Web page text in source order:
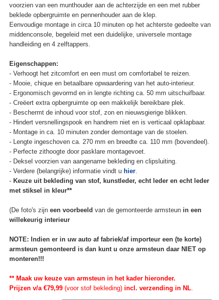
voorzien van een munthouder aan de achterzijde en een met rubber
beklede opbergruimte en pennenhouder aan de klep.
Eenvoudige montage in circa 10 minuten op het achterste gedeelte van
middenconsole, begeleid met een duidelijke, universele montage
handleiding en 4 zelftappers.
Eigenschappen:
- Verhoogt het zitcomfort en een must om comfortabel te reizen.
- Mooie, chique en betaalbare opwaardering van het auto-interieur.
- Ergonomisch gevormd en in lengte richting ca. 50 mm uitschuifbaar.
- Creëert extra opbergruimte op een makkelijk bereikbare plek.
- Beschermt de inhoud voor stof, zon en nieuwsgierige blikken.
- Hindert versnellingspook en handrem niet en is verticaal opklapbaar.
- Montage in ca. 10 minuten zonder demontage van de stoelen.
- Lengte ingeschoven ca. 270 mm en breedte ca. 110 mm (bovendeel).
- Perfecte zithoogte door pasklare montagevoet.
- Deksel voorzien van aangename bekleding en clipsluiting.
- Verdere (belangrijke) informatie vindt u hier.
- Keuze uit bekleding van stof, kunstleder, echt leder en echt leder
met stiksel in kleur**
(De foto's zijn een voorbeeld van de gemonteerde armsteun in een
willekeurig interieur
NOTE: Indien er in uw auto af fabriek/af importeur een (te korte)
armsteun gemonteerd is dan kunt u onze armsteun daar NIET op
monteren!!!
** Maak uw keuze van armsteun in het kader hieronder.
Prijzen v/a €79,99(voor stof bekleding)incl. verzending in NL.